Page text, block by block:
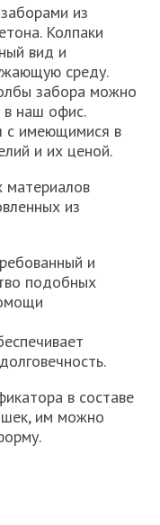
из
Колпаки
вид и
среду.
забора можно
в наш офис.
с имеющимися в
и их ценой.
материалов
из
и
подобных
в составе
им можно